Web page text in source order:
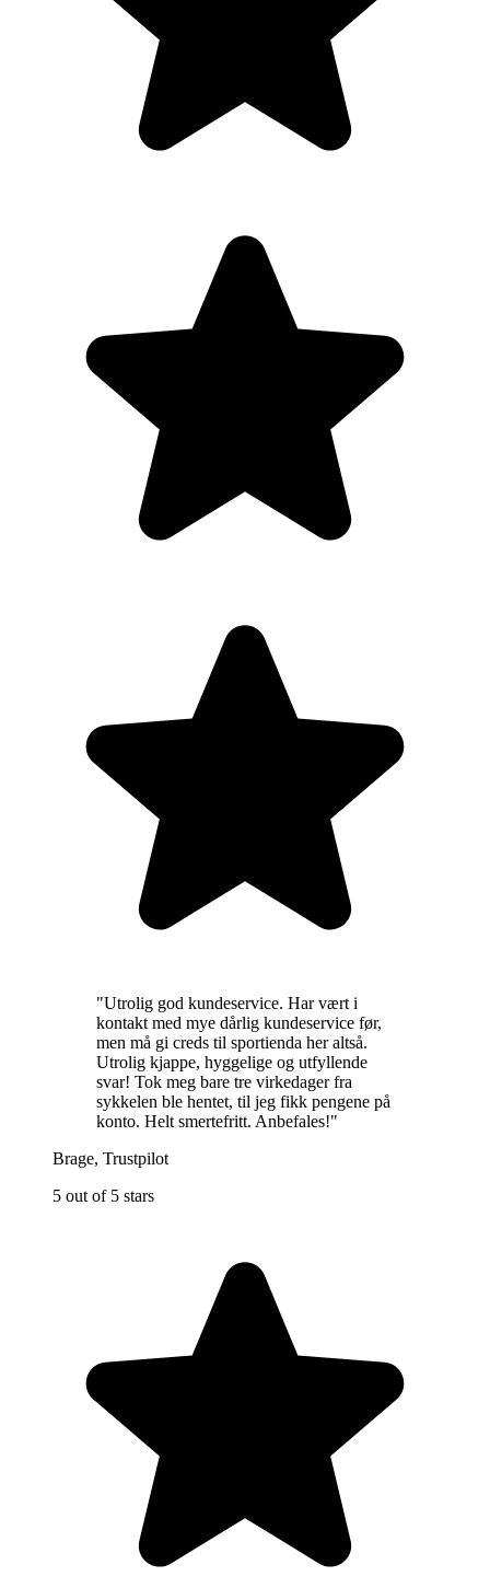
"Utrolig god kundeservice. Har vært i
kontakt med mye dårlig kundeservice før,
men må gi creds til sportienda her altså.
Utrolig kjappe, hyggelige og utfyllende
svar! Tok meg bare tre virkedager fra
sykkelen ble hentet, til jeg fikk pengene på
konto. Helt smertefritt. Anbefales!"
Brage, Trustpilot
5 out of 5 stars